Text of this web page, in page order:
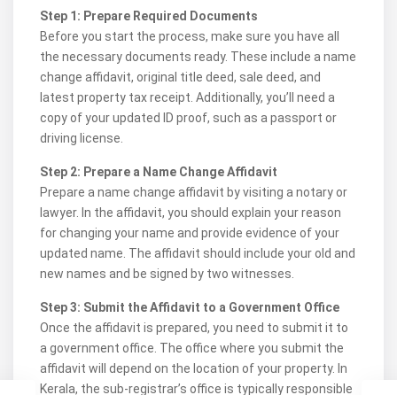
Step 1: Prepare Required Documents
Before you start the process, make sure you have all
the necessary documents ready. These include a name
change affidavit, original title deed, sale deed, and
latest property tax receipt. Additionally, you’ll need a
copy of your updated ID proof, such as a passport or
driving license.
Step 2: Prepare a Name Change Affidavit
Prepare a name change affidavit by visiting a notary or
lawyer. In the affidavit, you should explain your reason
for changing your name and provide evidence of your
updated name. The affidavit should include your old and
new names and be signed by two witnesses.
Step 3: Submit the Affidavit to a Government Office
Once the affidavit is prepared, you need to submit it to
a government office. The office where you submit the
affidavit will depend on the location of your property. In
Kerala, the sub-registrar’s office is typically responsible